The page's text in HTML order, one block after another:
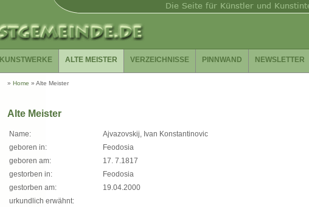
KUNSTWERKE ALTE MEISTER VERZEICHNISSE PINNWAND NEWSLETTER
» Home » Alte Meister
Alte Meister
Name:
Ajvazovskij, Ivan Konstantinovic
geboren in:
Feodosia
geboren am:
17. 7.1817
gestorben in:
Feodosia
gestorben am:
19.04.2000
urkundlich erwähnt: